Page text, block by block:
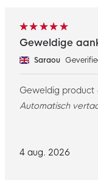
4 aug. 2026
Geweldige
Saraou
Geweldig product
Automatisch